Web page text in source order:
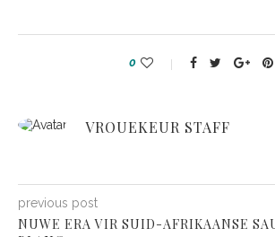
0
VROUEKEUR STAFF
previous post
NUWE ERA VIR SUID-AFRIKAANSE